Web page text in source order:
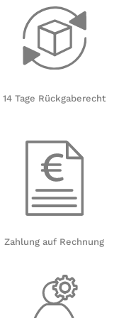
14 Tage Rückgaberecht
Zahlung auf Rechnung